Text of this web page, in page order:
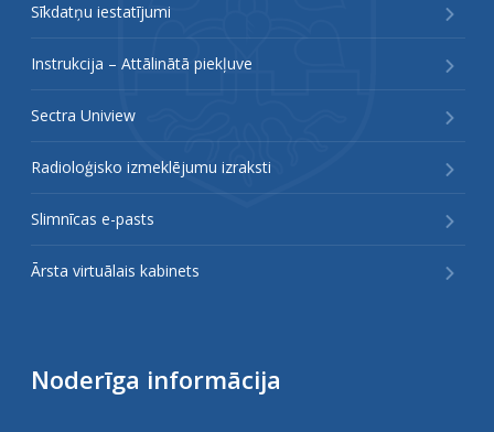
Sīkdatņu iestatījumi
Instrukcija – Attālinātā piekļuve
Sectra Uniview
Radioloģisko izmeklējumu izraksti
Slimnīcas e-pasts
Ārsta virtuālais kabinets
Noderīga informācija